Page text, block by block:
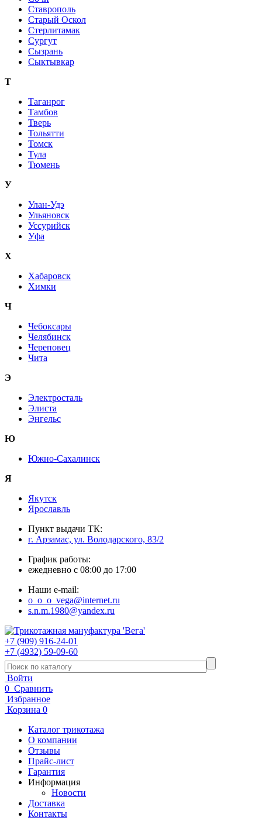
Ставрополь
Старый Оскол
Стерлитамак
Сургут
Сызрань
Сыктывкар
Т
Таганрог
Тамбов
Тверь
Тольятти
Томск
Тула
Тюмень
У
Улан-Удэ
Ульяновск
Уссурийск
Уфа
Х
Хабаровск
Химки
Ч
Чебоксары
Челябинск
Череповец
Чита
Э
Электросталь
Элиста
Энгельс
Ю
Южно-Сахалинск
Я
Якутск
Ярославль
Пункт выдачи ТК:
г. Арзамас, ул. Володарского, 83/2
График работы:
ежедневно с 08:00 до 17:00
Наши e-mail:
o_o_o_vega@internet.ru
s.n.m.1980@yandex.ru
+7 (909) 916-24-01
+7 (4932) 59-09-60
Войти
0 Сравнить
Избранное
Корзина 0
Каталог трикотажа
О компании
Отзывы
Прайс-лист
Гарантия
Информация
Новости
Доставка
Контакты